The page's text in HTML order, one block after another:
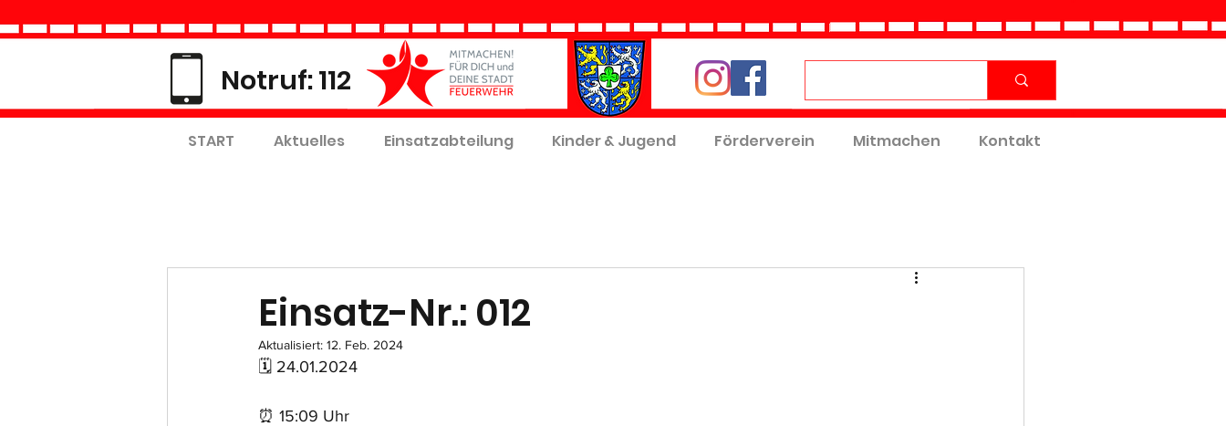
Notruf: 112
START Aktuelles Einsatzabteilung Kinder & Jugend Förderverein Mitmachen Kontakt
Einsatz-Nr.: 012
Aktualisiert: 12. Feb. 2024
🗓 24.01.2024
⏰ 15:09 Uhr